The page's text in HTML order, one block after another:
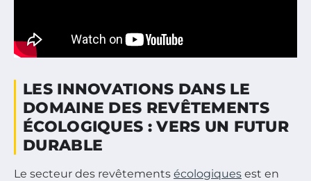
LES INNOVATIONS DANS LE
DOMAINE DES REVÊTEMENTS
ÉCOLOGIQUES : VERS UN FUTUR
DURABLE
Le secteur des revêtements écologiques est en